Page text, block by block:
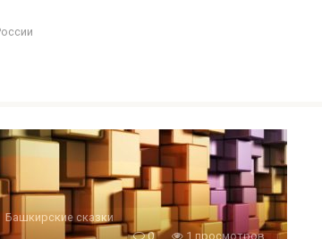
Башкирские сказки
0
1 просмотров